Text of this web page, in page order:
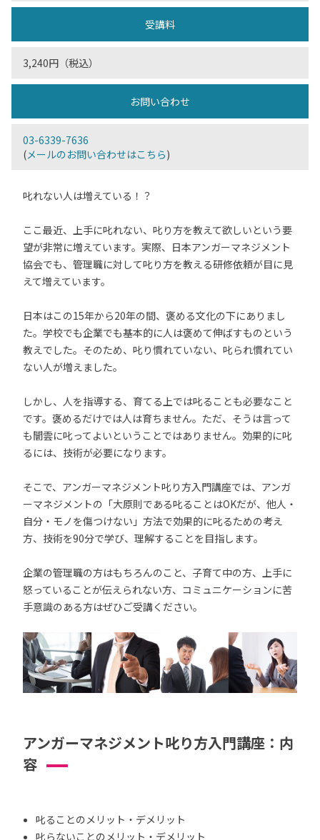
受講料
3,240円（税込）
お問い合わせ
03-6339-7636
(メールのお問い合わせはこちら)
叱れない人は増えている！？
ここ最近、上手に叱れない、叱り方を教えて欲しいという要
望が非常に増えています。実際、日本アンガーマネジメント
協会でも、管理職に対して叱り方を教える研修依頼が目に見
えて増えています。
日本はこの15年から20年の間、褒める文化の下にありまし
た。学校でも企業でも基本的に人は褒めて伸ばすものという
教えでした。そのため、叱り慣れていない、叱られ慣れてい
ない人が増えました。
しかし、人を指導する、育てる上では叱ることも必要なこと
です。褒めるだけでは人は育ちません。ただ、そうは言って
も闇雲に叱ってよいということではありません。効果的に叱
るには、技術が必要になります。
そこで、アンガーマネジメント叱り方入門講座では、アンガ
ーマネジメントの「大原則である叱ることはOKだが、他人・
自分・モノを傷つけない」方法で効果的に叱るための考え
方、技術を90分で学び、理解することを目指します。
企業の管理職の方はもちろんのこと、子育て中の方、上手に
怒っていることが伝えられない方、コミュニケーションに苦
手意識のある方はぜひご受講ください。
アンガーマネジメント叱り方入門講座：内
容
叱ることのメリット・デメリット
叱らないことのメリット・デメリット